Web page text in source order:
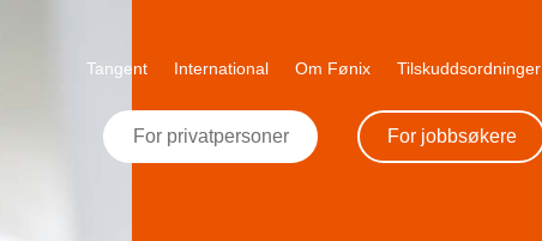
Tangent International Om Fønix Tilskuddsordninger
For jobbsøkere
For privatpersoner